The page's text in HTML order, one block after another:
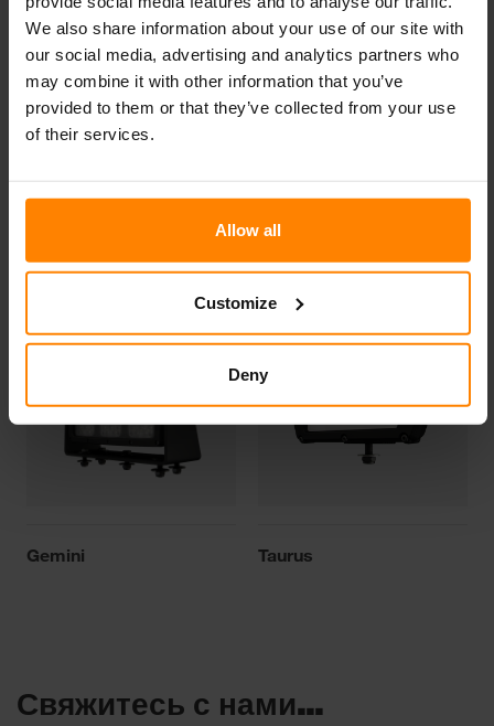
We also share information about your use of our site with
our social media, advertising and analytics partners who
may combine it with other information that you’ve
provided to them or that they’ve collected from your use
of their services.
Allow all
Customize
Deny
Если у вас есть вопросы или для получения
информации, пожалуйста, обращайтесь:
Nordic Lights North America
+1 812 630 4738
Модели
Gemini Taurus
Свяжитесь с нами...